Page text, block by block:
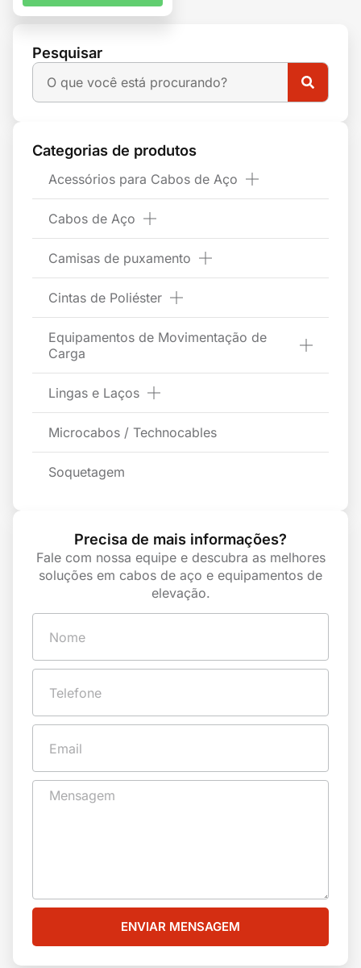
Pesquisar
Categorias de produtos
Acessórios para Cabos de Aço
Cabos de Aço
Camisas de puxamento
Cintas de Poliéster
Equipamentos de Movimentação de
Carga
Lingas e Laços
Microcabos / Technocables
Soquetagem
Precisa de mais informações?
Fale com nossa equipe e descubra as melhores
soluções em cabos de aço e equipamentos de
elevação.
ENVIAR MENSAGEM